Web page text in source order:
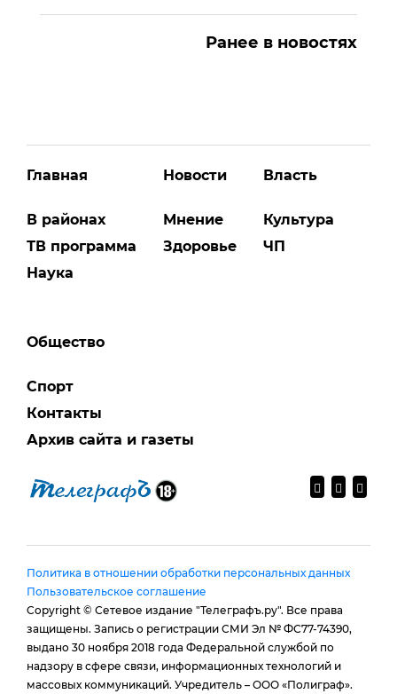
Ранее в новостях
Главная
В районах
ТВ программа
Наука
Новости
Мнение
Здоровье
Власть
Культура
ЧП
Общество
Спорт
Контакты
Архив сайта и газеты
Политика в отношении обработки персональных данных
Пользовательское соглашение
Copyright © Сетевое издание "Телеграфъ.ру". Все права
защищены. Запись о регистрации СМИ Эл № ФС77-74390,
выдано 30 ноября 2018 года Федеральной службой по
надзору в сфере связи, информационных технологий и
массовых коммуникаций. Учредитель – ООО «Полиграф».